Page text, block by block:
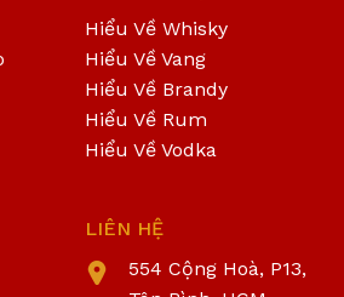
Hiểu Về Whisky
Hiểu Về Vang
Hiểu Về Brandy
Hiểu Về Rum
Hiểu Về Vodka
LIÊN HỆ
554 Cộng Hoà, P13,